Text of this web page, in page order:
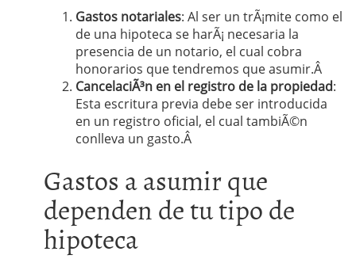
Gastos notariales: Al ser un trÃ¡mite como el
de una hipoteca se harÃ¡ necesaria la
presencia de un notario, el cual cobra
honorarios que tendremos que asumir.Â
CancelaciÃ³n en el registro de la propiedad:
Esta escritura previa debe ser introducida
en un registro oficial, el cual tambiÃ©n
conlleva un gasto.Â
Gastos a asumir que
dependen de tu tipo de
hipoteca